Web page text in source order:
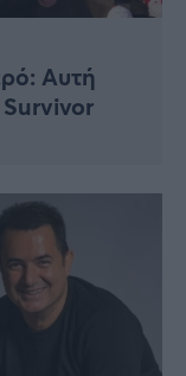
Αυτή
Survivor